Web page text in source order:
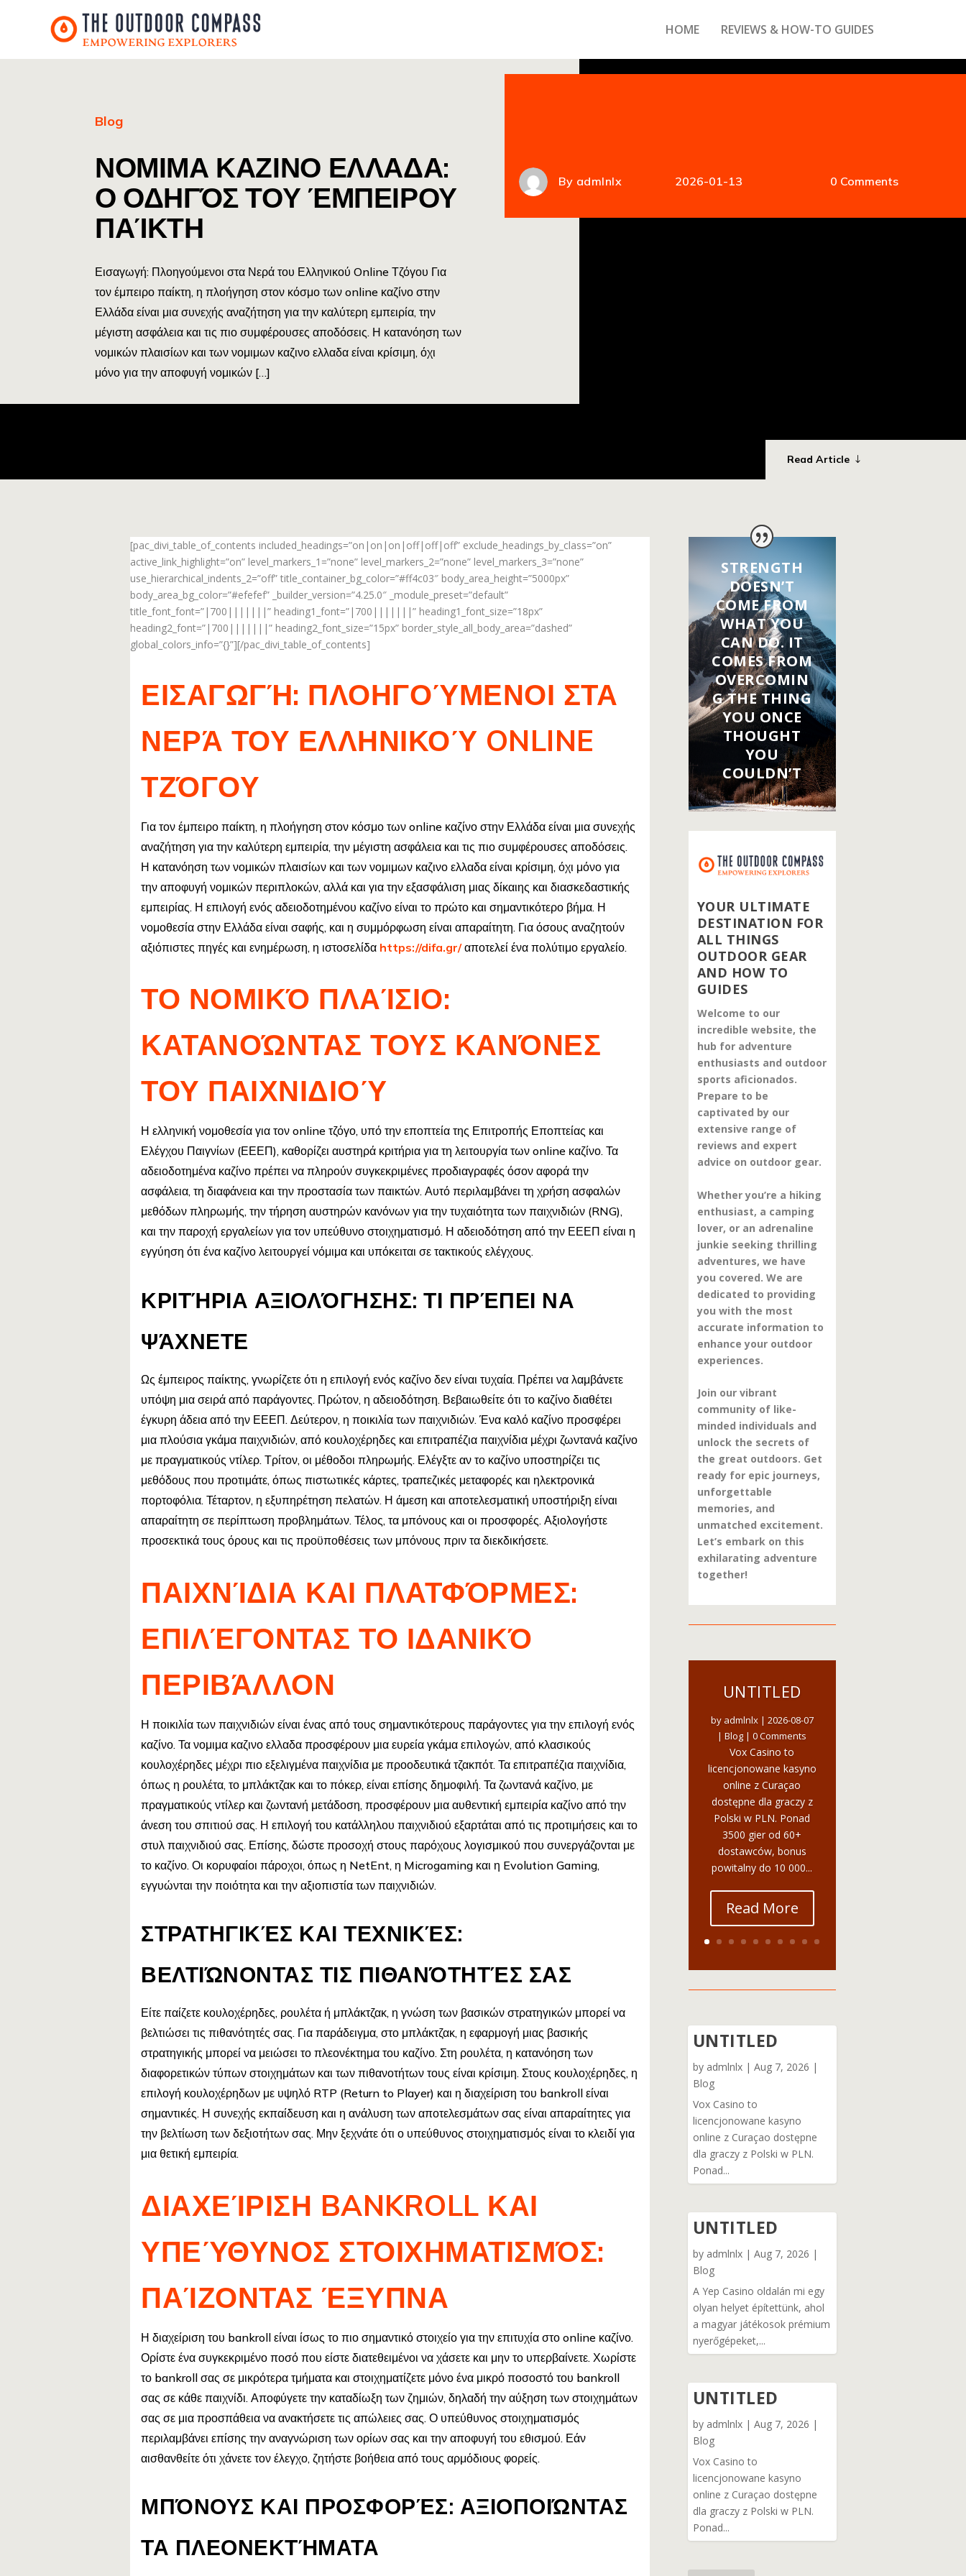
HOME REVIEWS & HOW-TO GUIDES
Blog
ΝΟΜΙΜΑ ΚΑΖΙΝΟ ΕΛΛΑΔΑ:
Ο ΟΔΗΓΌΣ ΤΟΥ ΈΜΠΕΙΡΟΥ
ΠΑΊΚΤΗ
Εισαγωγή: Πλοηγούμενοι στα Νερά του Ελληνικού Online Τζόγου Για
τον έμπειρο παίκτη, η πλοήγηση στον κόσμο των online καζίνο στην
Ελλάδα είναι μια συνεχής αναζήτηση για την καλύτερη εμπειρία, την
μέγιστη ασφάλεια και τις πιο συμφέρουσες αποδόσεις. Η κατανόηση των
νομικών πλαισίων και των νομιμων καζινο ελλαδα είναι κρίσιμη, όχι
μόνο για την αποφυγή νομικών […]
By admlnlx 2026-01-13 0 Comments
Read Article
[pac_divi_table_of_contents included_headings=”on|on|on|off|off|off” exclude_headings_by_class=”on”
active_link_highlight=”on” level_markers_1=”none” level_markers_2=”none” level_markers_3=”none”
use_hierarchical_indents_2=”off” title_container_bg_color=”#ff4c03″ body_area_height=”5000px”
body_area_bg_color=”#efefef” _builder_version=”4.25.0″ _module_preset=”default”
title_font_font=”|700|||||||” heading1_font=”|700|||||||” heading1_font_size=”18px”
heading2_font=”|700|||||||” heading2_font_size=”15px” border_style_all_body_area=”dashed”
global_colors_info=”{}”][/pac_divi_table_of_contents]
ΕΙΣΑΓΩΓΉ: ΠΛΟΗΓΟΎΜΕΝΟΙ ΣΤΑ
ΝΕΡΆ ΤΟΥ ΕΛΛΗΝΙΚΟΎ ONLINE
ΤΖΌΓΟΥ
Για τον έμπειρο παίκτη, η πλοήγηση στον κόσμο των online καζίνο στην Ελλάδα είναι μια συνεχής
αναζήτηση για την καλύτερη εμπειρία, την μέγιστη ασφάλεια και τις πιο συμφέρουσες αποδόσεις.
Η κατανόηση των νομικών πλαισίων και των νομιμων καζινο ελλαδα είναι κρίσιμη, όχι μόνο για
την αποφυγή νομικών περιπλοκών, αλλά και για την εξασφάλιση μιας δίκαιης και διασκεδαστικής
εμπειρίας. Η επιλογή ενός αδειοδοτημένου καζίνο είναι το πρώτο και σημαντικότερο βήμα. Η
νομοθεσία στην Ελλάδα είναι σαφής, και η συμμόρφωση είναι απαραίτητη. Για όσους αναζητούν
αξιόπιστες πηγές και ενημέρωση, η ιστοσελίδα https://difa.gr/αποτελεί ένα πολύτιμο εργαλείο.
ΤΟ ΝΟΜΙΚΌ ΠΛΑΊΣΙΟ:
ΚΑΤΑΝΟΏΝΤΑΣ ΤΟΥΣ ΚΑΝΌΝΕΣ
ΤΟΥ ΠΑΙΧΝΙΔΙΟΎ
Η ελληνική νομοθεσία για τον online τζόγο, υπό την εποπτεία της Επιτροπής Εποπτείας και
Ελέγχου Παιγνίων (ΕΕΕΠ), καθορίζει αυστηρά κριτήρια για τη λειτουργία των online καζίνο. Τα
αδειοδοτημένα καζίνο πρέπει να πληρούν συγκεκριμένες προδιαγραφές όσον αφορά την
ασφάλεια, τη διαφάνεια και την προστασία των παικτών. Αυτό περιλαμβάνει τη χρήση ασφαλών
μεθόδων πληρωμής, την τήρηση αυστηρών κανόνων για την τυχαιότητα των παιχνιδιών (RNG),
και την παροχή εργαλείων για τον υπεύθυνο στοιχηματισμό. Η αδειοδότηση από την ΕΕΕΠ είναι η
εγγύηση ότι ένα καζίνο λειτουργεί νόμιμα και υπόκειται σε τακτικούς ελέγχους.
ΚΡΙΤΉΡΙΑ ΑΞΙΟΛΌΓΗΣΗΣ: ΤΙ ΠΡΈΠΕΙ ΝΑ
ΨΆΧΝΕΤΕ
Ως έμπειρος παίκτης, γνωρίζετε ότι η επιλογή ενός καζίνο δεν είναι τυχαία. Πρέπει να λαμβάνετε
υπόψη μια σειρά από παράγοντες. Πρώτον, η αδειοδότηση. Βεβαιωθείτε ότι το καζίνο διαθέτει
έγκυρη άδεια από την ΕΕΕΠ. Δεύτερον, η ποικιλία των παιχνιδιών. Ένα καλό καζίνο προσφέρει
μια πλούσια γκάμα παιχνιδιών, από κουλοχέρηδες και επιτραπέζια παιχνίδια μέχρι ζωντανά καζίνο
με πραγματικούς ντίλερ. Τρίτον, οι μέθοδοι πληρωμής. Ελέγξτε αν το καζίνο υποστηρίζει τις
μεθόδους που προτιμάτε, όπως πιστωτικές κάρτες, τραπεζικές μεταφορές και ηλεκτρονικά
πορτοφόλια. Τέταρτον, η εξυπηρέτηση πελατών. Η άμεση και αποτελεσματική υποστήριξη είναι
απαραίτητη σε περίπτωση προβλημάτων. Τέλος, τα μπόνους και οι προσφορές. Αξιολογήστε
προσεκτικά τους όρους και τις προϋποθέσεις των μπόνους πριν τα διεκδικήσετε.
ΠΑΙΧΝΊΔΙΑ ΚΑΙ ΠΛΑΤΦΌΡΜΕΣ:
ΕΠΙΛΈΓΟΝΤΑΣ ΤΟ ΙΔΑΝΙΚΌ
ΠΕΡΙΒΆΛΛΟΝ
Η ποικιλία των παιχνιδιών είναι ένας από τους σημαντικότερους παράγοντες για την επιλογή ενός
καζίνο. Τα νομιμα καζινο ελλαδα προσφέρουν μια ευρεία γκάμα επιλογών, από κλασικούς
κουλοχέρηδες μέχρι πιο εξελιγμένα παιχνίδια με προοδευτικά τζακπότ. Τα επιτραπέζια παιχνίδια,
όπως η ρουλέτα, το μπλάκτζακ και το πόκερ, είναι επίσης δημοφιλή. Τα ζωντανά καζίνο, με
πραγματικούς ντίλερ και ζωντανή μετάδοση, προσφέρουν μια αυθεντική εμπειρία καζίνο από την
άνεση του σπιτιού σας. Η επιλογή του κατάλληλου παιχνιδιού εξαρτάται από τις προτιμήσεις και το
στυλ παιχνιδιού σας. Επίσης, δώστε προσοχή στους παρόχους λογισμικού που συνεργάζονται με
το καζίνο. Οι κορυφαίοι πάροχοι, όπως η NetEnt, η Microgaming και η Evolution Gaming,
εγγυώνται την ποιότητα και την αξιοπιστία των παιχνιδιών.
ΣΤΡΑΤΗΓΙΚΈΣ ΚΑΙ ΤΕΧΝΙΚΈΣ:
ΒΕΛΤΙΏΝΟΝΤΑΣ ΤΙΣ ΠΙΘΑΝΌΤΗΤΈΣ ΣΑΣ
Είτε παίζετε κουλοχέρηδες, ρουλέτα ή μπλάκτζακ, η γνώση των βασικών στρατηγικών μπορεί να
βελτιώσει τις πιθανότητές σας. Για παράδειγμα, στο μπλάκτζακ, η εφαρμογή μιας βασικής
στρατηγικής μπορεί να μειώσει το πλεονέκτημα του καζίνο. Στη ρουλέτα, η κατανόηση των
διαφορετικών τύπων στοιχημάτων και των πιθανοτήτων τους είναι κρίσιμη. Στους κουλοχέρηδες, η
επιλογή κουλοχέρηδων με υψηλό RTP (Return to Player) και η διαχείριση του bankroll είναι
σημαντικές. Η συνεχής εκπαίδευση και η ανάλυση των αποτελεσμάτων σας είναι απαραίτητες για
την βελτίωση των δεξιοτήτων σας. Μην ξεχνάτε ότι ο υπεύθυνος στοιχηματισμός είναι το κλειδί για
μια θετική εμπειρία.
ΔΙΑΧΕΊΡΙΣΗ BANKROLL ΚΑΙ
ΥΠΕΎΘΥΝΟΣ ΣΤΟΙΧΗΜΑΤΙΣΜΌΣ:
ΠΑΊΖΟΝΤΑΣ ΈΞΥΠΝΑ
Η διαχείριση του bankroll είναι ίσως το πιο σημαντικό στοιχείο για την επιτυχία στο online καζίνο.
Ορίστε ένα συγκεκριμένο ποσό που είστε διατεθειμένοι να χάσετε και μην το υπερβαίνετε. Χωρίστε
το bankroll σας σε μικρότερα τμήματα και στοιχηματίζετε μόνο ένα μικρό ποσοστό του bankroll
σας σε κάθε παιχνίδι. Αποφύγετε την καταδίωξη των ζημιών, δηλαδή την αύξηση των στοιχημάτων
σας σε μια προσπάθεια να ανακτήσετε τις απώλειες σας. Ο υπεύθυνος στοιχηματισμός
περιλαμβάνει επίσης την αναγνώριση των ορίων σας και την αποφυγή του εθισμού. Εάν
αισθανθείτε ότι χάνετε τον έλεγχο, ζητήστε βοήθεια από τους αρμόδιους φορείς.
ΜΠΌΝΟΥΣ ΚΑΙ ΠΡΟΣΦΟΡΈΣ: ΑΞΙΟΠΟΙΏΝΤΑΣ
ΤΑ ΠΛΕΟΝΕΚΤΉΜΑΤΑ
STRENGTH
DOESN’T
COME FROM
WHAT YOU
CAN DO. IT
COMES FROM
OVERCOMIN
G THE THING
YOU ONCE
THOUGHT
YOU
COULDN’T
YOUR ULTIMATE
DESTINATION FOR
ALL THINGS
OUTDOOR GEAR
AND HOW TO
GUIDES
Welcome to our
incredible website, the
hub for adventure
enthusiasts and outdoor
sports aficionados.
Prepare to be
captivated by our
extensive range of
reviews and expert
advice on outdoor gear.
Whether you’re a hiking
enthusiast, a camping
lover, or an adrenaline
junkie seeking thrilling
adventures, we have
you covered. We are
dedicated to providing
you with the most
accurate information to
enhance your outdoor
experiences.
Join our vibrant
community of like-
minded individuals and
unlock the secrets of
the great outdoors. Get
ready for epic journeys,
unforgettable
memories, and
unmatched excitement.
Let’s embark on this
exhilarating adventure
together!
UNTITLED
by admlnlx| 2026-08-07
|Blog | 0 Comments
Vox Casino to
licencjonowane kasyno
online z Curaçao
dostępne dla graczy z
Polski w PLN. Ponad
3500 gier od 60+
dostawców, bonus
powitalny do 10 000...
Read More
UNTITLED
by admlnlx| Aug 7, 2026 |
Blog
Vox Casino to
licencjonowane kasyno
online z Curaçao dostępne
dla graczy z Polski w PLN.
Ponad...
UNTITLED
by admlnlx| Aug 7, 2026 |
Blog
A Yep Casino oldalán mi egy
olyan helyet építettünk, ahol
a magyar játékosok prémium
nyerőgépeket,...
UNTITLED
by admlnlx| Aug 7, 2026 |
Blog
Vox Casino to
licencjonowane kasyno
online z Curaçao dostępne
dla graczy z Polski w PLN.
Ponad...